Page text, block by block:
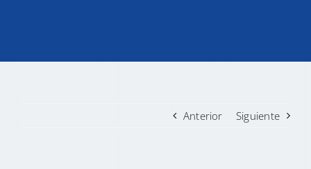
TRANSPARENCIA
Anterior Siguiente